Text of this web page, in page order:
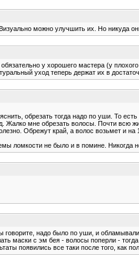
можно улучшить их. Но никуда
у хорошего мастера (у
уход теперь держат их в
обрезать тогда надо по уши. То
Жалко мне обрезать волосы. Почти всю
Обрежут край, а волос возьмет и
не было и в помине. Никогда
надо было по уши, и
маски с эм бея - волосы поперли -
появились все таки после того,